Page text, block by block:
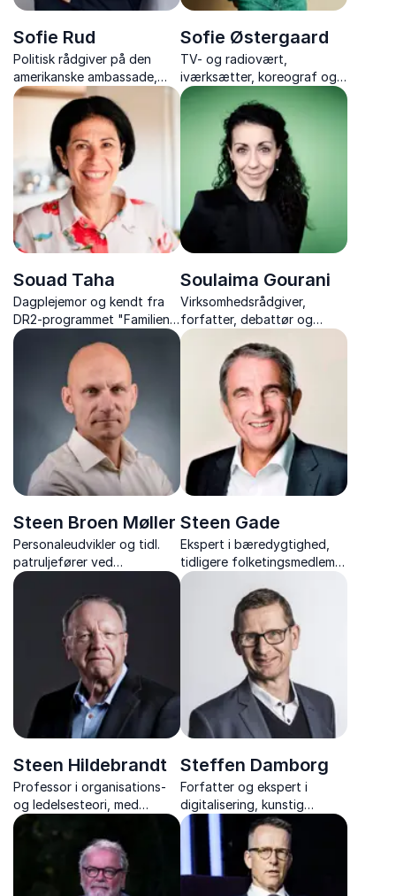
Sofie Rud
Politisk rådgiver på den
amerikanske ambassade,
journalist, tidligere
korrespondent i USA og
kommunikationsdirektør
Sofie Østergaard
TV- og radiovært,
iværksætter, koreograf og
forfatter, der inspirerer til
overskud, investering og et
liv i balance.
Souad Taha
Dagplejemor og kendt fra
DR2-programmet "Familien
fra Lærkevejen"
Soulaima Gourani
Virksomhedsrådgiver,
forfatter, debattør og
bestyrelsesmedlem
Steen Broen Møller
Personaleudvikler og tidl.
patruljefører ved
Slædepatruljen Sirius
Steen Gade
Ekspert i bæredygtighed,
tidligere folketingsmedlem,
formand for Rådet for
samfundsansvar og
verdensmål og engageret
stemme i klima- og
europapolitik.
Steen Hildebrandt
Professor i organisations-
og ledelsesteori, med
inspirerende foredrag om
bæredygtighed, ledelse og
FN’s 17 verdensmål.
Steffen Damborg
Forfatter og ekspert i
digitalisering, kunstig
intelligens og ledelse, der
deler viden og værktøjer til
succesfuld digital
transformation.